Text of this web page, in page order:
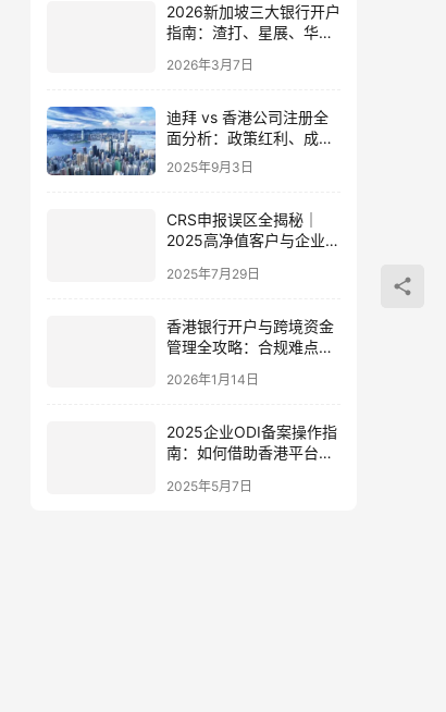
2026新加坡三大银行开户
指南：渣打、星展、华侨
资者如何抓住机遇？
2026年3月7日
迪拜 vs 香港公司注册全
面分析：政策红利、成本
对比与合规指南（2025）
2025年9月3日
CRS申报误区全揭秘｜
2025高净值客户与企业海
2025年7月29日
香港银行开户与跨境资金
管理全攻略：合规难点、
解析
2026年1月14日
2025企业ODI备案操作指
南：如何借助香港平台实
2025年5月7日